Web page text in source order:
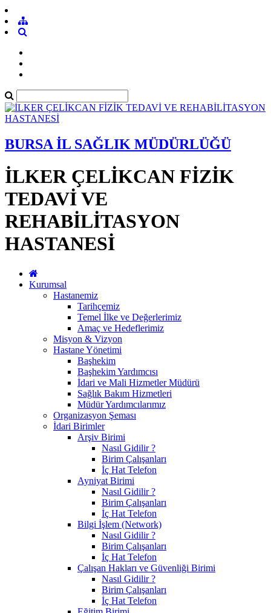
BURSA İL SAĞLIK MÜDÜRLÜĞÜ
İLKER ÇELİKCAN FİZİK
TEDAVİ VE
REHABİLİTASYON
HASTANESİ
Kurumsal
Hastanemiz
Tarihçemiz
Temel İlke ve Değerlerimiz
Amaç ve Hedeflerimiz
Misyon & Vizyon
Hastane Yönetimi
Başhekim
Başhekim Yardımcısı
İdari ve Mali Hizmetler Müdürü
Sağlık Bakım Hizmetleri
Müdür Yardımcılarımız
Organizasyon Şeması
İdari Birimler
Arşiv Birimi
Nasıl Gidilir ?
Birim Çalışanları
İç Hat Telefon
Ayniyat Birimi
Nasıl Gidilir ?
Birim Çalışanları
İç Hat Telefon
Bilgi İşlem (Network)
Nasıl Gidilir ?
Birim Çalışanları
İç Hat Telefon
Çalışan Hakları ve Güvenliği Birimi
Nasıl Gidilir ?
Birim Çalışanları
İç Hat Telefon